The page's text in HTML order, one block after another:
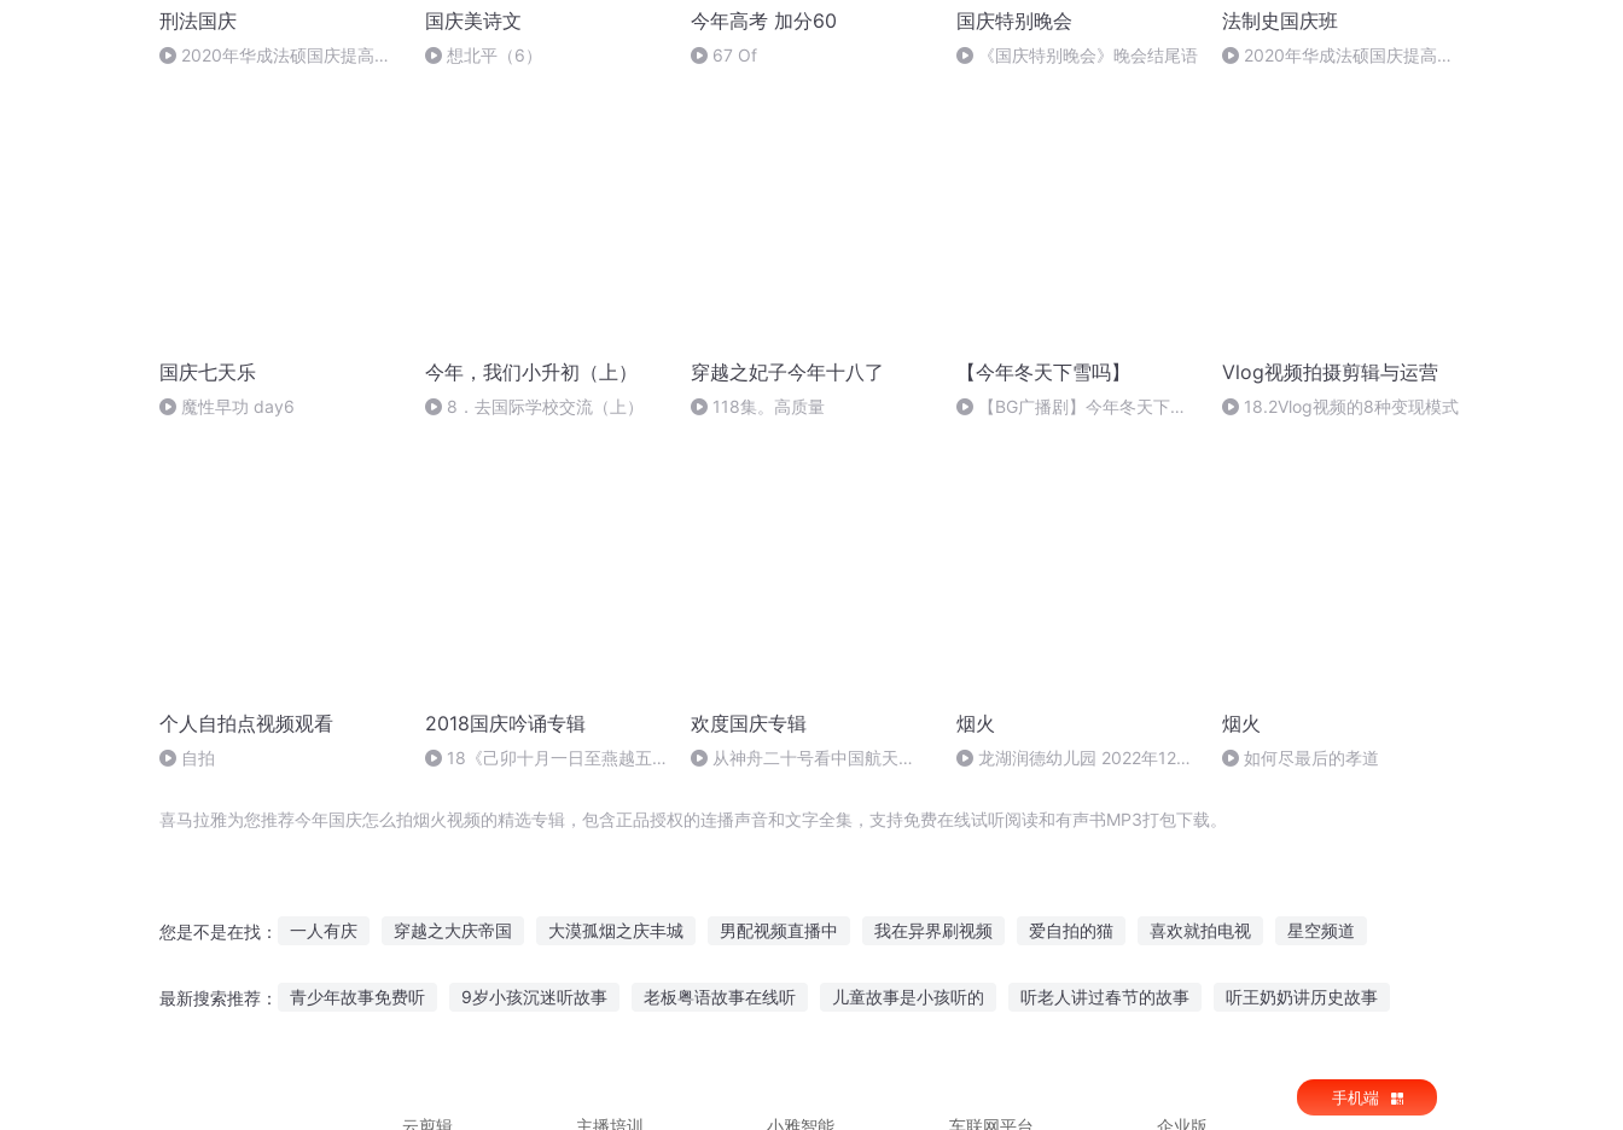
刑法国庆
2020年华成法硕国庆提高班
国庆美诗文
想北平（6）
今年高考 加分60
67 Of
国庆特别晚会
《国庆特别晚会》晚会结尾语
法制史国庆班
2020年华成法硕国庆提高班
国庆七天乐
魔性早功 day6
今年，我们小升初（上）
8．去国际学校交流（上）
穿越之妃子今年十八了
118集。高质量
【今年冬天下雪吗】
【BG广播剧】今年冬天下雪
Vlog视频拍摄剪辑与运营
18.2Vlog视频的8种变现模式
个人自拍点视频观看
自拍
2018国庆吟诵专辑
18《己卯十月一日至燕越五
文天祥 自由吟诵
欢度国庆专辑
从神舟二十号看中国航天
烟火
龙湖润德幼儿园 2022年12月
晴
烟火
如何尽最后的孝道
喜马拉雅为您推荐今年国庆怎么拍烟火视频的精选专辑，包含正品授权的连播声音和文字全集，支持免费在线试听阅读和有声书MP3打包下载。
您是不是在找： 一人有庆 穿越之大庆帝国 大漠孤烟之庆丰城 男配视频直播中 我在异界刷视频 爱自拍的猫 喜欢就拍电视 星空频道
最新搜索推荐： 青少年故事免费听 9岁小孩沉迷听故事 老板粤语故事在线听 儿童故事是小孩听的 听老人讲过春节的故事 听王奶奶讲历史故事
云剪辑
主播培训 小雅智能 车联网平台 企业版
手机端